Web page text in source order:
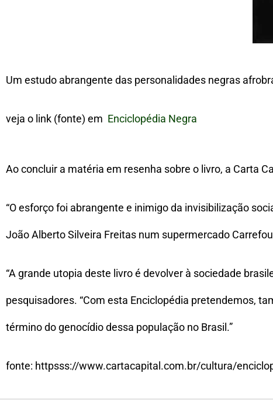
Um estudo abrangente das personalidades negras
veja o link (fonte) em Enciclopédia Negra
Ao concluir a matéria em resenha sobre o livro, a Carta
“O esforço foi abrangente e inimigo da invisibilização
João Alberto Silveira Freitas num supermercado
“A grande utopia deste livro é devolver à sociedade
pesquisadores. “Com esta Enciclopédia pretendemos,
término do genocídio dessa população no Brasil.”
fonte: httpsss://www.cartacapital.com.br/cultura/